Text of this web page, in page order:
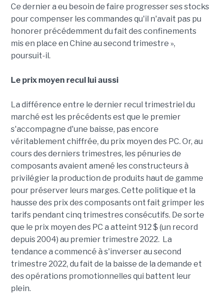
Ce dernier a eu besoin de faire progresser ses stocks
pour compenser les commandes qu'il n'avait pas pu
honorer précédemment du fait des confinements
mis en place en Chine au second trimestre »,
poursuit-il.
Le prix moyen recul lui aussi
La différence entre le dernier recul trimestriel du
marché est les précédents est que le premier
s'accompagne d'une baisse, pas encore
véritablement chiffrée, du prix moyen des PC. Or, au
cours des derniers trimestres, les pénuries de
composants avaient amené les constructeurs à
privilégier la production de produits haut de gamme
pour préserver leurs marges. Cette politique et la
hausse des prix des composants ont fait grimper les
tarifs pendant cinq trimestres consécutifs. De sorte
que le prix moyen des PC a atteint 912 $ (un record
depuis 2004) au premier trimestre 2022. La
tendance a commencé à s'inverser au second
trimestre 2022, du fait de la baisse de la demande et
des opérations promotionnelles qui battent leur
plein.